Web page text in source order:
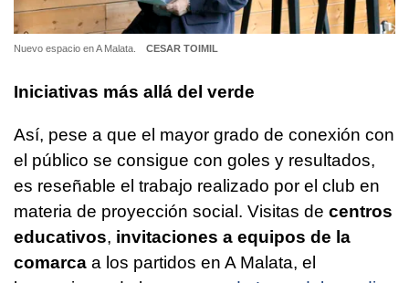
Nuevo espacio en A Malata. CESAR TOIMIL
Iniciativas más allá del verde
Así, pese a que el mayor grado de conexión con
el público se consigue con goles y resultados,
es reseñable el trabajo realizado por el club en
materia de proyección social. Visitas de centros
educativos, invitaciones a equipos de la
comarca a los partidos en A Malata, el